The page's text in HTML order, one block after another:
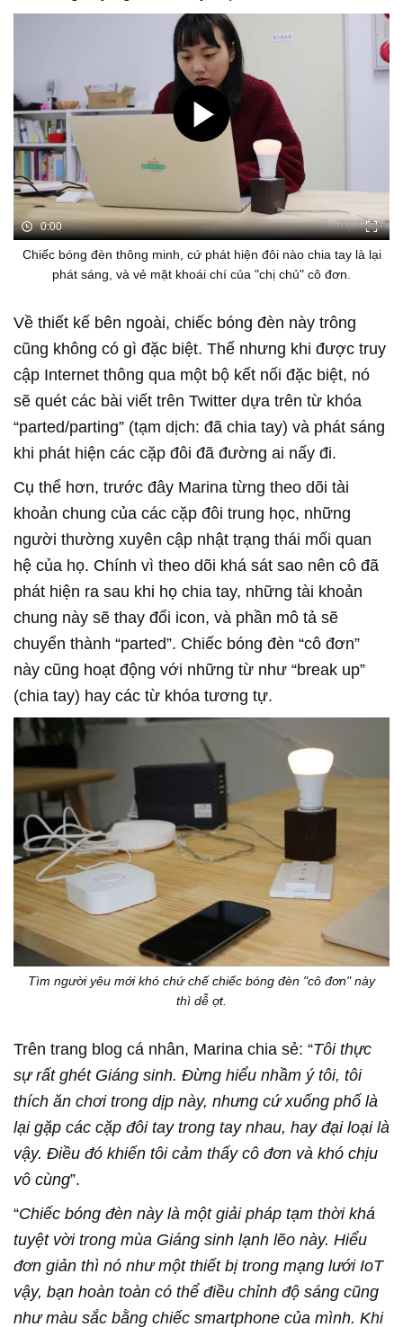
0:00
Chiếc bóng đèn thông minh, cứ phát hiện đôi nào chia tay là lại
phát sáng, và vẻ mặt khoái chí của "chị chủ" cô đơn.
Về thiết kế bên ngoài, chiếc bóng đèn này trông
cũng không có gì đặc biệt. Thế nhưng khi được truy
cập Internet thông qua một bộ kết nối đặc biệt, nó
sẽ quét các bài viết trên Twitter dựa trên từ khóa
“parted/parting” (tạm dịch: đã chia tay) và phát sáng
khi phát hiện các cặp đôi đã đường ai nấy đi.
Cụ thể hơn, trước đây Marina từng theo dõi tài
khoản chung của các cặp đôi trung học, những
người thường xuyên cập nhật trạng thái mối quan
hệ của họ. Chính vì theo dõi khá sát sao nên cô đã
phát hiện ra sau khi họ chia tay, những tài khoản
chung này sẽ thay đổi icon, và phần mô tả sẽ
chuyển thành “parted”. Chiếc bóng đèn “cô đơn”
này cũng hoạt động với những từ như “break up”
(chia tay) hay các từ khóa tương tự.
Tìm người yêu mới khó chứ chế chiếc bóng đèn "cô đơn" này
thì dễ ợt.
Trên trang blog cá nhân, Marina chia sẻ: “Tôi thực
sự rất ghét Giáng sinh. Đừng hiểu nhầm ý tôi, tôi
thích ăn chơi trong dịp này, nhưng cứ xuống phố là
lại gặp các cặp đôi tay trong tay nhau, hay đại loại là
vậy. Điều đó khiến tôi cảm thấy cô đơn và khó chịu
vô cùng”.
“Chiếc bóng đèn này là một giải pháp tạm thời khá
tuyệt vời trong mùa Giáng sinh lạnh lẽo này. Hiểu
đơn giản thì nó như một thiết bị trong mạng lưới IoT
vậy, bạn hoàn toàn có thể điều chỉnh độ sáng cũng
như màu sắc bằng chiếc smartphone của mình. Khi